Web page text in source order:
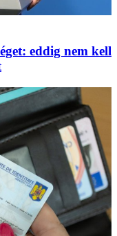
eddig nem kell